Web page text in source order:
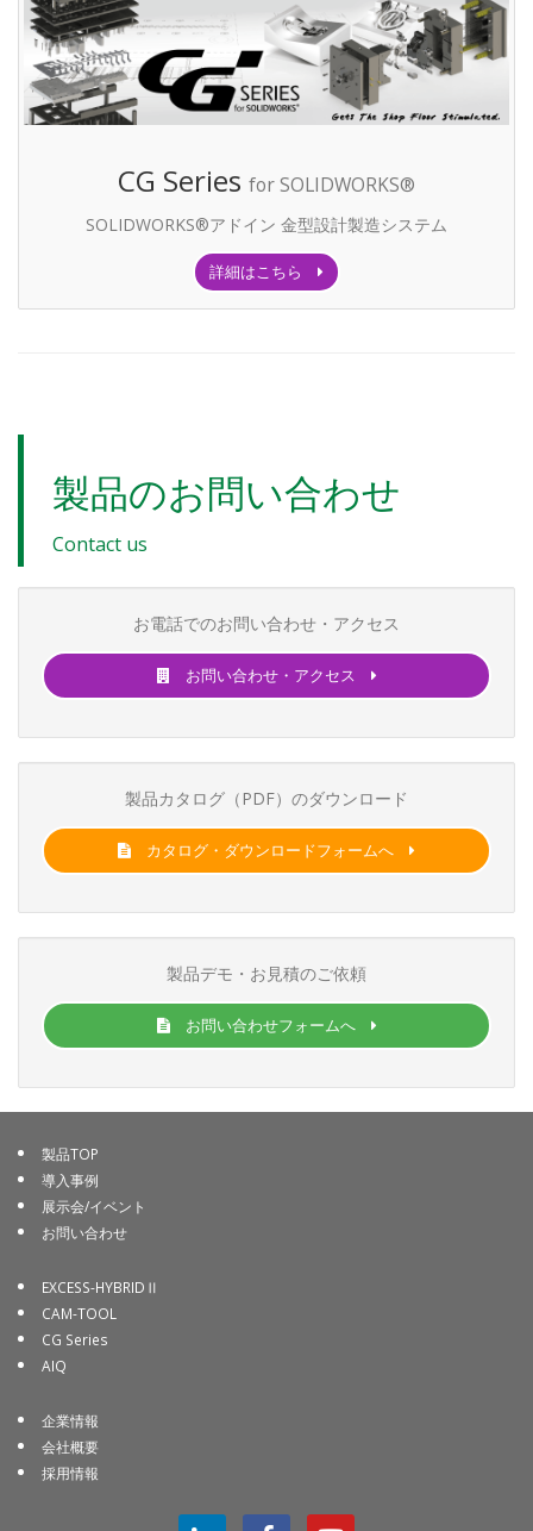
CG Series for SOLIDWORKS®
SOLIDWORKS®アドイン 金型設計製造システム
詳細はこちら
製品のお問い合わせ
Contact us
お電話でのお問い合わせ・アクセス
お問い合わせ・アクセス
製品カタログ（PDF）のダウンロード
カタログ・ダウンロードフォームへ
製品デモ・お見積のご依頼
お問い合わせフォームへ
製品TOP
導入事例
展示会/イベント
お問い合わせ
EXCESS-HYBRIDⅡ
CAM-TOOL
CG Series
AIQ
企業情報
会社概要
採用情報